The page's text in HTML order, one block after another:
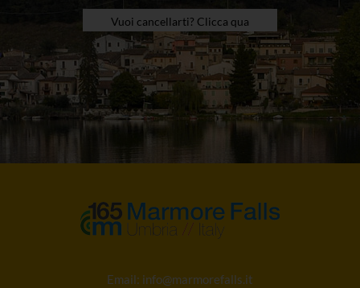
Vuoi cancellarti? Clicca qua
Email: info@marmorefalls.it